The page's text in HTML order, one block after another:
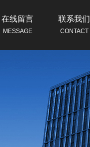
在线留言
MESSAGE
联系我们
CONTACT